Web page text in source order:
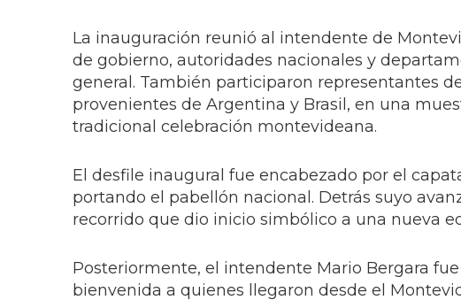
La inauguración reunió al intendente de
de gobierno, autoridades nacionales y
general. También participaron representantes
provenientes de Argentina y Brasil, en una
tradicional celebración montevideana.
El desfile inaugural fue encabezado por el
portando el pabellón nacional. Detrás suyo
recorrido que dio inicio simbólico a una nueva
Posteriormente, el intendente Mario Bergara
bienvenida a quienes llegaron desde el